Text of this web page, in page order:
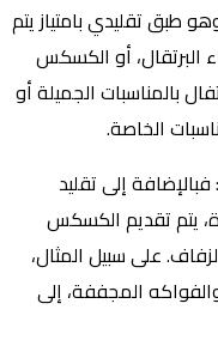
طبق تقليدي بامتياز يتم
البرتقال، أو الكسكس
بالمناسبات الجميلة أو
الخاصة.
فبالإضافة إلى تقليد
يتم تقديم الكسكس
على سبيل المثال،
المجففة، إلى